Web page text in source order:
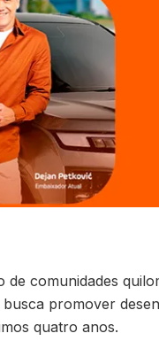
comunidades
promover
quatro anos.